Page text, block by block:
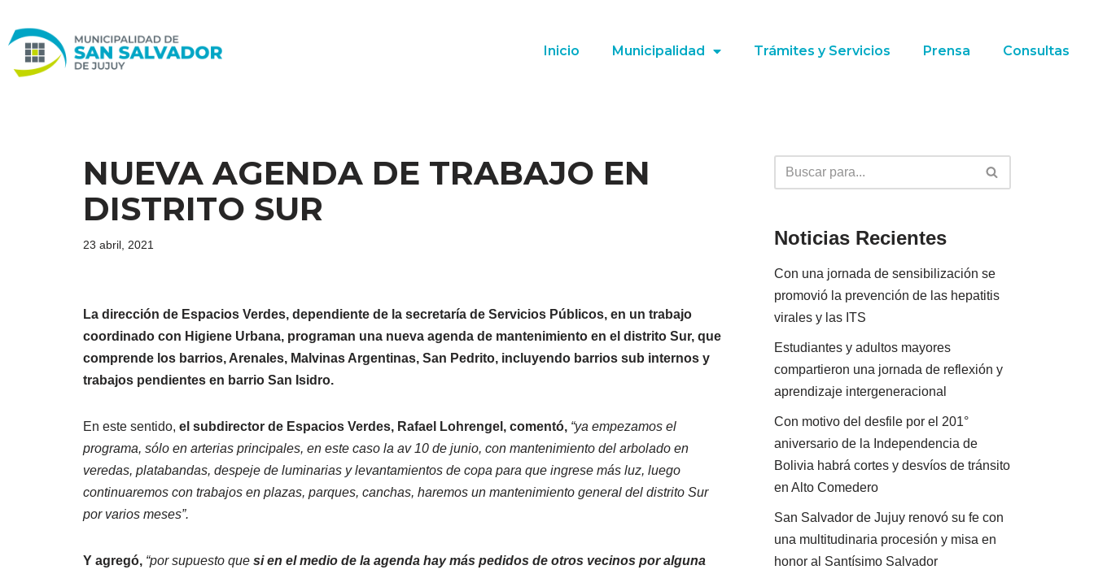
Ir
al
Inicio Municipalidad Trámites y Servicios Prensa Consultas
NUEVA AGENDA DE TRABAJO EN
DISTRITO SUR
23 abril, 2021
La dirección de Espacios Verdes, dependiente de la secretaría de Servicios Públicos, en un trabajo
coordinado con Higiene Urbana, programan una nueva agenda de mantenimiento en el distrito Sur, que
comprende los barrios, Arenales, Malvinas Argentinas, San Pedrito, incluyendo barrios sub internos y
trabajos pendientes en barrio San Isidro.
En este sentido, el subdirector de Espacios Verdes, Rafael Lohrengel, comentó, “ya empezamos el
programa, sólo en arterias principales, en este caso la av 10 de junio, con mantenimiento del arbolado en
veredas, platabandas, despeje de luminarias y levantamientos de copa para que ingrese más luz, luego
continuaremos con trabajos en plazas, parques, canchas, haremos un mantenimiento general del distrito Sur
por varios meses”.
Y agregó, “por supuesto que si en el medio de la agenda hay más pedidos de otros vecinos por alguna
Noticias Recientes
Con una jornada de sensibilización se
promovió la prevención de las hepatitis
virales y las ITS
Estudiantes y adultos mayores
compartieron una jornada de reflexión y
aprendizaje intergeneracional
Con motivo del desfile por el 201°
aniversario de la Independencia de
Bolivia habrá cortes y desvíos de tránsito
en Alto Comedero
San Salvador de Jujuy renovó su fe con
una multitudinaria procesión y misa en
honor al Santísimo Salvador